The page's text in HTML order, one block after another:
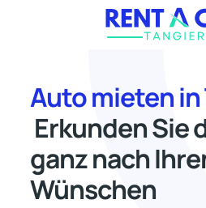
Auto mieten in
Erkunden Sie
ganz nach
Wünschen